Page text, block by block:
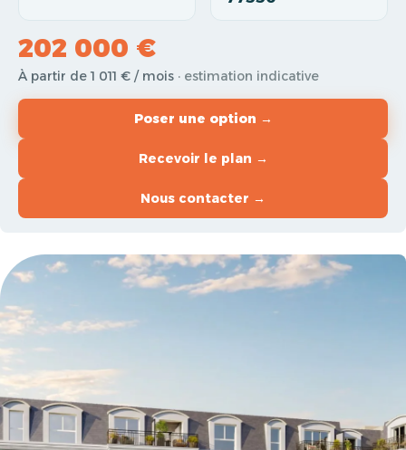
202 000 €
À partir de 1 011 € / mois · estimation indicative
Poser une option →
Recevoir le plan →
Nous contacter →